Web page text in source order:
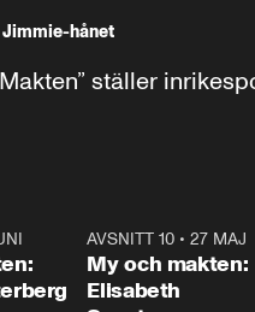
Jimmie-hånet
ställer
23:40AVSNITT 10 •27 MAJ
My och makten:
Elisabeth